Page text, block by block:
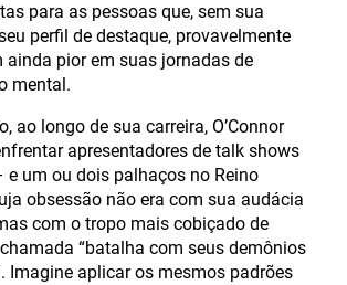
para as pessoas que, sem sua
perfil de destaque, provavelmente
ainda pior em suas jornadas de
mental.
ao longo de sua carreira, O’Connor
apresentadores de talk shows
e um ou dois palhaços no Reino
obsessão não era com sua audácia
com o tropo mais cobiçado de
“batalha com seus demônios
Imagine aplicar os mesmos padrões